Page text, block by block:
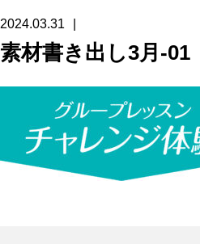
2024.03.31
素材書き出し3月-01